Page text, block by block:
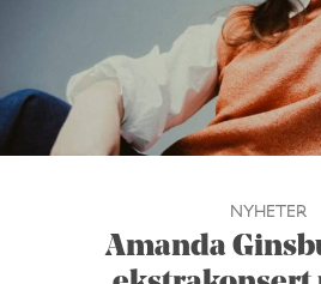
NYHETER
Amanda